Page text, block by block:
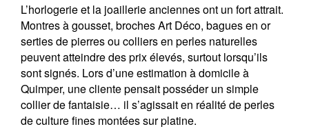
L’horlogerie et la joaillerie anciennes ont un fort attrait.
Montres à gousset, broches Art Déco, bagues en or
serties de pierres ou colliers en perles naturelles
peuvent atteindre des prix élevés, surtout lorsqu’ils
sont signés. Lors d’une estimation à domicile à
Quimper, une cliente pensait posséder un simple
collier de fantaisie… il s’agissait en réalité de perles
de culture fines montées sur platine.